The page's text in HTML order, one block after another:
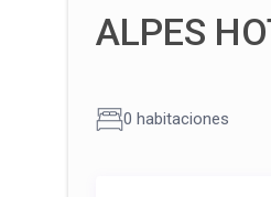
ALPES
0 habitaciones